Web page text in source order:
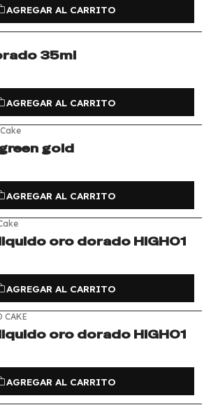
AGREGAR AL CARRITO
35ml
AGREGAR AL CARRITO
gold
AGREGAR AL CARRITO
oro dorado HIGH01
AGREGAR AL CARRITO
CAKE
oro dorado HIGH01
AGREGAR AL CARRITO